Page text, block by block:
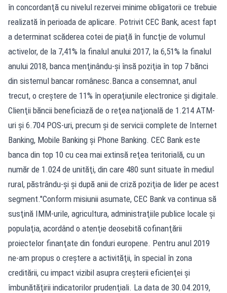
în concordanţă cu nivelul rezervei minime obligatorii ce trebuie
realizată în perioada de aplicare. Potrivit CEC Bank, acest fapt
a determinat scăderea cotei de piaţă în funcţie de volumul
activelor, de la 7,41% la finalul anului 2017, la 6,51% la finalul
anului 2018, banca menţinându-şi însă poziţia în top 7 bănci
din sistemul bancar românesc.Banca a consemnat, anul
trecut, o creştere de 11% în operaţiunile electronice şi digitale.
Clienţii băncii beneficiază de o reţea naţională de 1.214 ATM-
uri şi 6.704 POS-uri, precum şi de servicii complete de Internet
Banking, Mobile Banking şi Phone Banking. CEC Bank este
banca din top 10 cu cea mai extinsă reţea teritorială, cu un
număr de 1.024 de unităţi, din care 480 sunt situate în mediul
rural, păstrându-şi şi după anii de criză poziţia de lider pe acest
segment."Conform misiunii asumate, CEC Bank va continua să
susţină IMM-urile, agricultura, administraţiile publice locale şi
populaţia, acordând o atenţie deosebită cofinanţării
proiectelor finanţate din fonduri europene. Pentru anul 2019
ne-am propus o creştere a activităţii, în special în zona
creditării, cu impact vizibil asupra creşterii eficienţei şi
îmbunătăţirii indicatorilor prudenţiali. La data de 30.04.2019,